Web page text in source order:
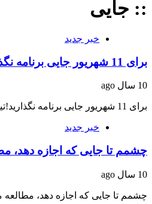
:: جایی
خبر جدید
برای 11 شهریور جایی برنامه نگذارید!
10 سال ago
برای 11 شهریور جایی برنامه نگذارید!تیم ملی ایران روز 11 شهریور، ساعت 21 در ورزشگاه…
خبر جدید
چشمم تا جایی که اجازه دهد،
10 سال ago
چشمم تا جایی که اجازه دهد،